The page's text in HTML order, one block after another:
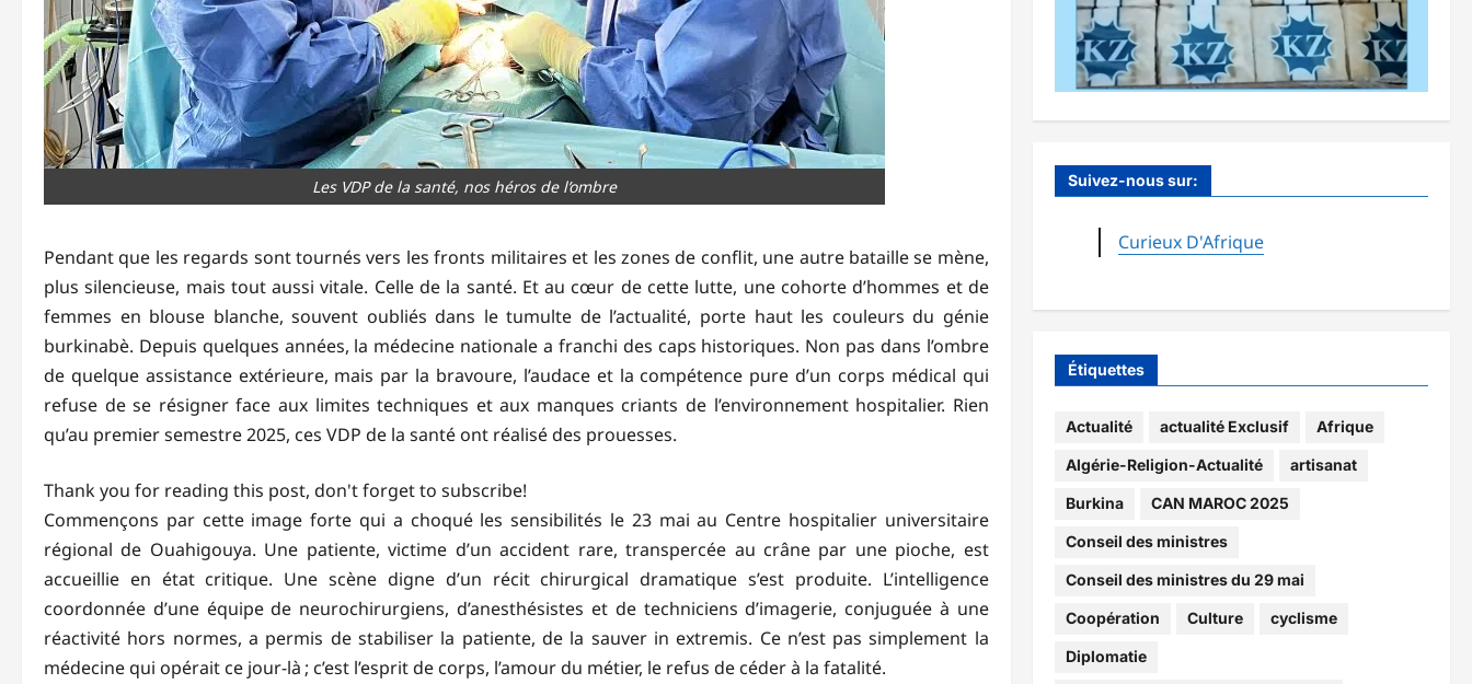
Les VDP de la santé, nos héros de l’ombre
Pendant que les regards sont tournés vers les fronts militaires et les zones de conflit, une autre bataille se mène,
plus silencieuse, mais tout aussi vitale. Celle de la santé. Et au cœur de cette lutte, une cohorte d’hommes et de
femmes en blouse blanche, souvent oubliés dans le tumulte de l’actualité, porte haut les couleurs du génie
burkinabè. Depuis quelques années, la médecine nationale a franchi des caps historiques. Non pas dans l’ombre
de quelque assistance extérieure, mais par la bravoure, l’audace et la compétence pure d’un corps médical qui
refuse de se résigner face aux limites techniques et aux manques criants de l’environnement hospitalier. Rien
qu’au premier semestre 2025, ces VDP de la santé ont réalisé des prouesses.
Thank you for reading this post, don't forget to subscribe!
Commençons par cette image forte qui a choqué les sensibilités le 23 mai au Centre hospitalier universitaire
régional de Ouahigouya. Une patiente, victime d’un accident rare, transpercée au crâne par une pioche, est
accueillie en état critique. Une scène digne d’un récit chirurgical dramatique s’est produite. L’intelligence
coordonnée d’une équipe de neurochirurgiens, d’anesthésistes et de techniciens d’imagerie, conjuguée à une
réactivité hors normes, a permis de stabiliser la patiente, de la sauver in extremis. Ce n’est pas simplement la
médecine qui opérait ce jour-là ; c’est l’esprit de corps, l’amour du métier, le refus de céder à la fatalité.
Suivez-nous sur:
Curieux D'Afrique
Étiquettes
Actualité actualité Exclusif Afrique
Algérie-Religion-Actualité artisanat
Burkina CAN MAROC 2025
Conseil des ministres
Conseil des ministres du 29 mai
Coopération Culture cyclisme
Diplomatie